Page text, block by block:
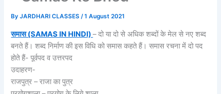
ByJARDHARI CLASSES/1 August 2021
समास (SAMAS IN HINDI)– दो या दो से अधिक शब्दों के मेल से नए शब्द
बनते हैं। शब्द निर्माण की इस विधि को समास कहते हैं। समास रचना में दो पद
होते हैं- पूर्वपद व उत्तरपद
उदाहरण-
राजपुत्र – राजा का पुत्र